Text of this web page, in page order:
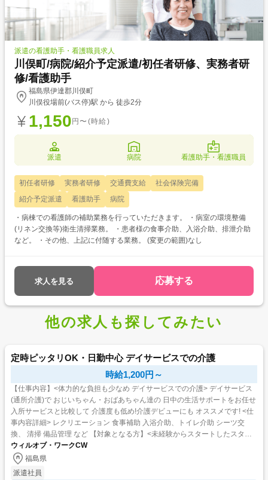
派遣の看護助手・看護職員求人
川俣町/病院/紹介予定派遣/初任者研修、実務者研
修/看護助手
福島県伊達郡川俣町
川俣役場前(バス停)駅 から 徒歩2分
1,150 円〜(時給)
派遣 病院 看護助手・看護職員
初任者研修 実務者研修 交通費支給
社会保険完備
紹介予定派遣
看護助手 病院
・病棟での看護師の補助業務を行っていただきます。 ・病室の環境整備
(リネン交換等)衛生清掃業務。 ・患者様の食事介助、入浴介助、排泄介助
など。 ・その他、上記に付随する業務。 (変更の範囲)なし
求人を見る 応募する
他の求人も探してみたい
定時ピッタリOK・日勤中心 デイサービスでの介護
時給1,200円～
【仕事内容】<体力的な負担も少なめ デイサービスでの介護> デイサービス
(通所介護)で おじいちゃん・おばあちゃん達の 日中の生活サポートをお任せ
入所サービスと比較して 介護度も低め!介護デビューにも オススメです! <仕
事内容詳細> レクリエーション 食事補助 入浴介助、トイレ介助 シーツ交
換、 清掃 備品管理 など 【対象となる方】<未経験からスタートしたスタッ
フ多数在籍...
ウィルオブ・ワークCW
福島県
派遣社員